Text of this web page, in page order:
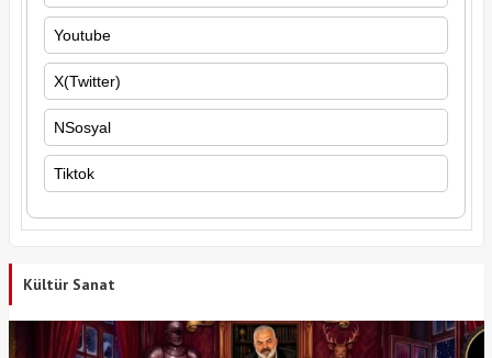
Youtube
X(Twitter)
NSosyal
Tiktok
Kültür Sanat